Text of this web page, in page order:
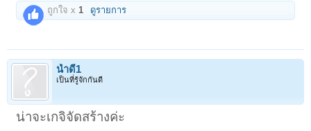
ถูกใจ x 1 ดูรายการ
น้ำดี1
เป็นที่รู้จักกันดี
น่าจะเกจิจัดสร้างค่ะ